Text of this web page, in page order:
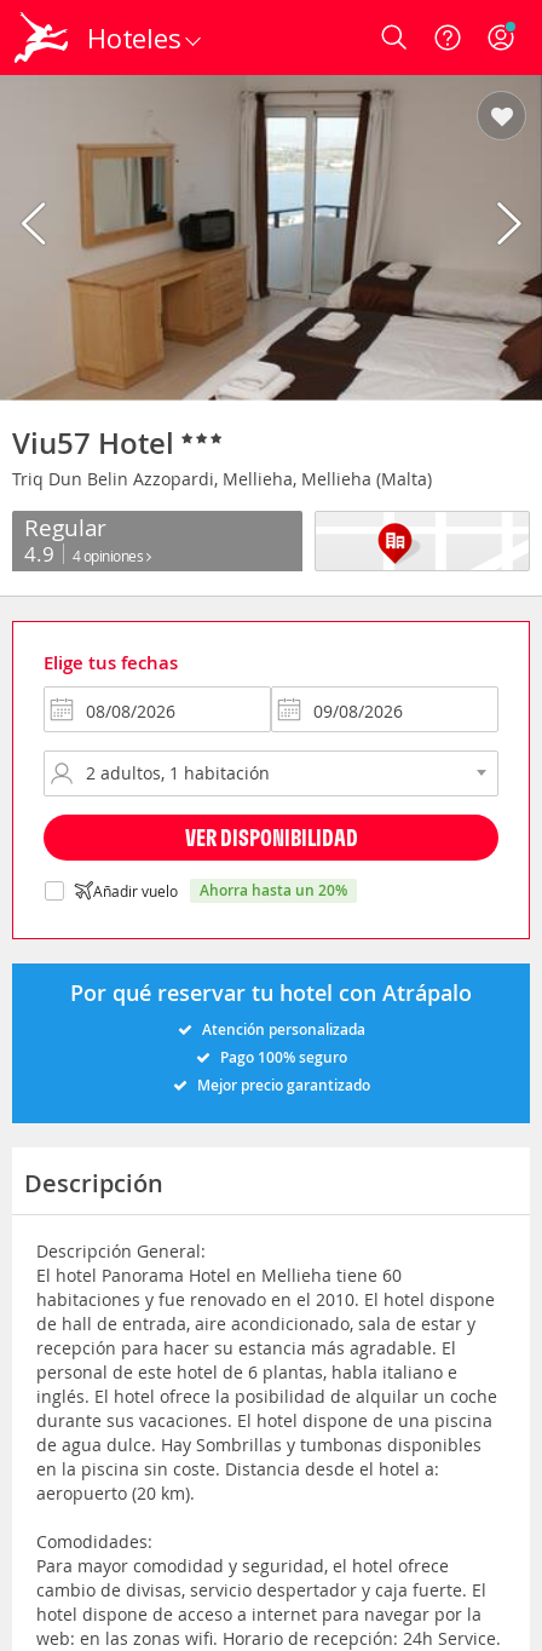
Hoteles Login
Viu57 Hotel
Triq Dun Belin Azzopardi, Mellieha, Mellieha (Malta)
Regular
4.9 4 opiniones
Elige tus fechas
VER DISPONIBILIDAD
Añadir vuelo ahorra hasta un 20%
Por qué reservar tu hotel con Atrápalo
Atención personalizada
Pago 100% seguro
Mejor precio garantizado
Descripción
Descripción General:
El hotel Panorama Hotel en Mellieha tiene 60
habitaciones y fue renovado en el 2010. El hotel dispone
de hall de entrada, aire acondicionado, sala de estar y
recepción para hacer su estancia más agradable. El
personal de este hotel de 6 plantas, habla italiano e
inglés. El hotel ofrece la posibilidad de alquilar un coche
durante sus vacaciones. El hotel dispone de una piscina
de agua dulce. Hay Sombrillas y tumbonas disponibles
en la piscina sin coste. Distancia desde el hotel a:
aeropuerto (20 km).
Comodidades:
Para mayor comodidad y seguridad, el hotel ofrece
cambio de divisas, servicio despertador y caja fuerte. El
hotel dispone de acceso a internet para navegar por la
web: en las zonas wifi. Horario de recepción: 24h Service.